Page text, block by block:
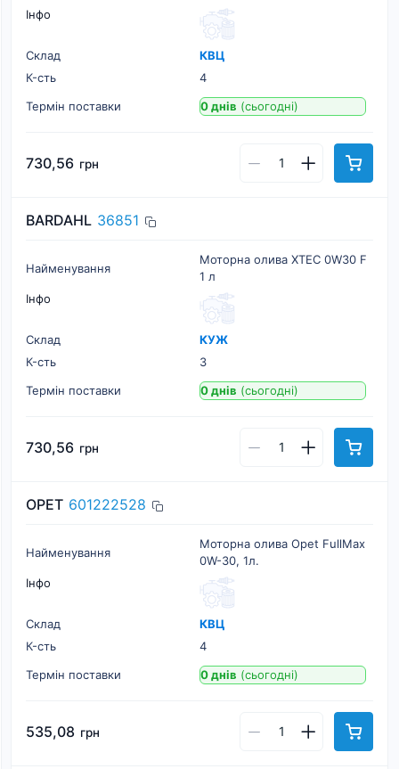
Інфо
Склад
КВЦ
К-cть
4
Термін поставки
0 днів (сьогодні)
730,56 грн
BARDAHL 36851
Найменування
Моторна олива XTEC 0W30 F
1 л
Інфо
Склад
КУЖ
К-cть
3
Термін поставки
0 днів (сьогодні)
730,56 грн
OPET 601222528
Найменування
Моторна олива Opet FullMax
0W-30, 1л.
Інфо
Склад
КВЦ
К-cть
4
Термін поставки
0 днів (сьогодні)
535,08 грн